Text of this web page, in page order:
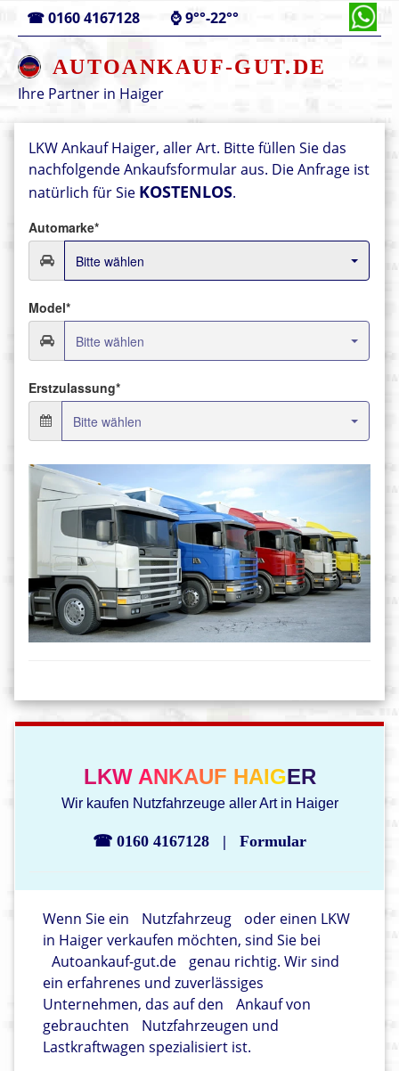
☎0160 4167128 ⌚9°°-22°°
AUTOANKAUF-GUT.DE
Ihre Partner in Haiger
LKW Ankauf Haiger, aller Art. Bitte füllen Sie das
nachfolgende Ankaufsformular aus. Die Anfrage ist
natürlich für Sie KOSTENLOS.
LKW ANKAUF HAIGER
Wir kaufen Nutzfahrzeuge aller Art in Haiger
☎ 0160 4167128 | Formular
Wenn Sie ein Nutzfahrzeug
oder einen LKW
in Haiger verkaufen möchten, sind Sie bei
Autoankauf-gut.de
genau richtig. Wir sind
ein erfahrenes und zuverlässiges
Unternehmen, das auf den
Ankauf von
gebrauchten
Nutzfahrzeugen und
Lastkraftwagen spezialisiert ist.